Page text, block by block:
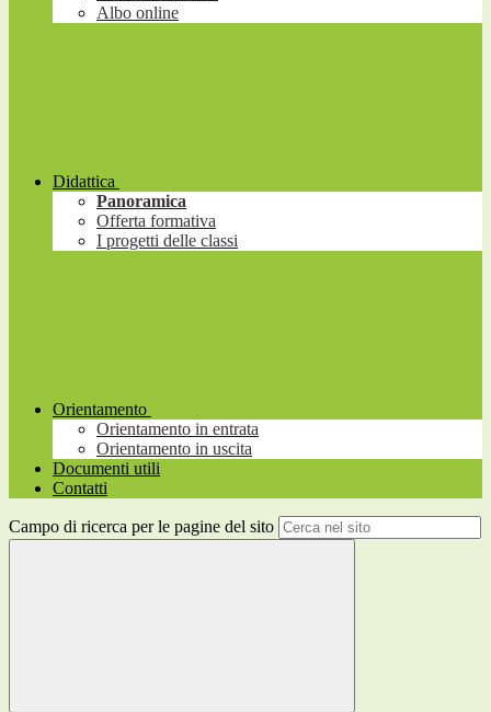
Albo online
Didattica
Panoramica
Offerta formativa
I progetti delle classi
Orientamento
Orientamento in entrata
Orientamento in uscita
Documenti utili
Contatti
Campo di ricerca per le pagine del sito